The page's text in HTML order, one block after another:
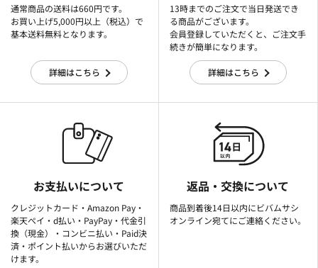
通常商品の送料は660円です。
お買い上げ5,000円以上（税込）で
基本送料無料となります。
詳細はこちら
13時までのご注文で当日発送でき
る商品がございます。
会員登録していただくと、ご注文手
続きが簡単になります。
詳細はこちら
お支払いについて
クレジットカード・Amazon Pay・
楽天ぺイ・d払い・PayPay・代金引
換（現金）・コンビニ払い・Paid決
済・ポイント払いからお選びいただ
けます。
返品・交換について
商品到着後14日以内にビバムサシ
オンライン宛てにご連絡ください。